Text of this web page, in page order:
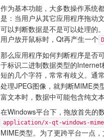
作为基本功能，大多数操作系统
是：当用户从其它应用程序拖动
可以判断数据是不是可以处理的
用户放开鼠标时，Qt再产生一个
那么应用程序如何判断程序是否
于标识二进制数据类型的
短的几个字符，常常有歧义。通
处理JPEG图像，就判断MIME类
富文本时，数据中可能包含纯文
在Windows平台下，拖放首先的
application/x-qt-windows-
MIME类型。为了更跨平台一点